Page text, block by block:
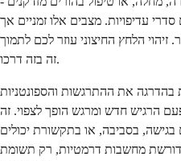
עדיפויות. מצבים אלו זמניים אך
הלחץ החיצוני עוזר לכם לתמוך
זה בזה דרכו.
בהדרגה את ההתרגשות והספונטניות
הרגיש חדש ומרגש הופך לצפוי. זה
בגישה, בסביבה, או בתקשורת יכולים
דורשת מחשבות דרמטיות, רק תשומת